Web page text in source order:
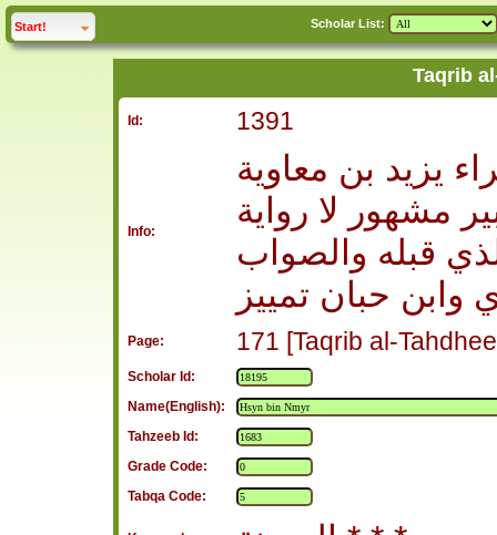
Start! click to Scholar List:
Taqrib
Id: 1391
Info:
يزيد بن معاوية
مشهور لا رواية
قبله والصواب
وابن حبان تمييز
Page: 171 [Taqrib al-
Scholar Id:
Name(English):
Tahzeeb Id:
Grade Code:
Tabqa Code: